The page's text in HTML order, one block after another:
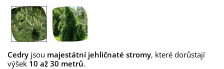
Cedry jsou majestátní jehličnaté stromy, které dorůstají
výšek 10 až 30 metrů.